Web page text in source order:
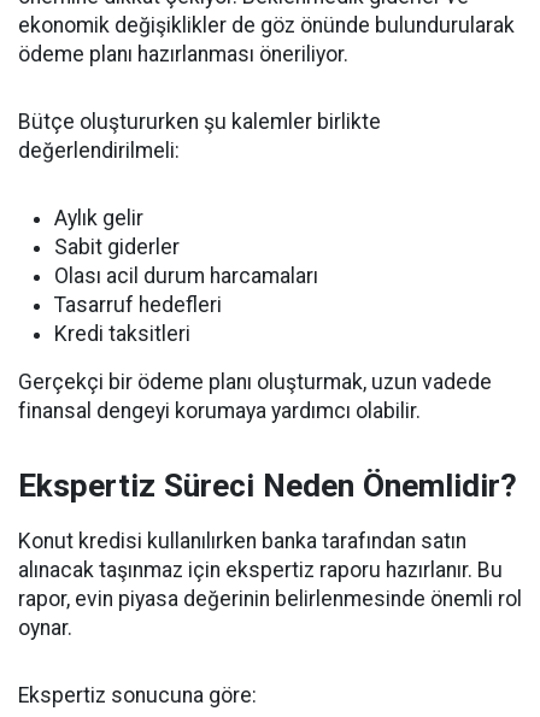
ekonomik değişiklikler de göz önünde bulundurularak
ödeme planı hazırlanması öneriliyor.
Bütçe oluştururken şu kalemler birlikte
değerlendirilmeli:
Aylık gelir
Sabit giderler
Olası acil durum harcamaları
Tasarruf hedefleri
Kredi taksitleri
Gerçekçi bir ödeme planı oluşturmak, uzun vadede
finansal dengeyi korumaya yardımcı olabilir.
Ekspertiz Süreci Neden Önemlidir?
Konut kredisi kullanılırken banka tarafından satın
alınacak taşınmaz için ekspertiz raporu hazırlanır. Bu
rapor, evin piyasa değerinin belirlenmesinde önemli rol
oynar.
Ekspertiz sonucuna göre: